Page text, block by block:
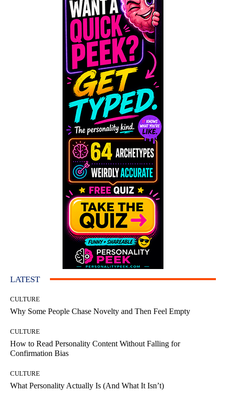
LATEST
CULTURE
Why Some People Chase Novelty and Then Feel Empty
CULTURE
How to Read Personality Content Without Falling for
Confirmation Bias
CULTURE
What Personality Actually Is (And What It Isn’t)